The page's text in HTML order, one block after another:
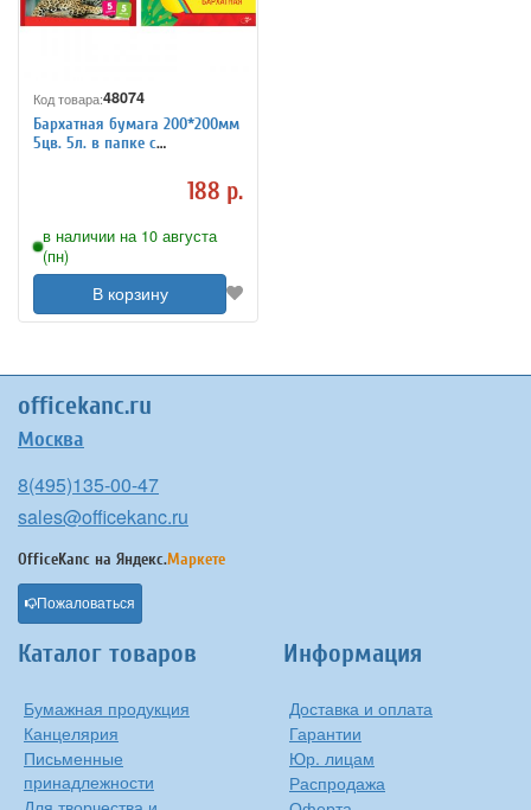
Код товара:48074
Бархатная бумага 200*200мм
5цв. 5л. в папке с
188 р.
в наличии на 10 августа
(пн)
В корзину
officekanc.ru
Москва
8(495)135-00-47
sales@officekanc.ru
OfficeKanc на Яндекс.Маркете
Пожаловаться
Каталог товаров
Бумажная продукция
Канцелярия
Письменные
принадлежности
Информация
Доставка и оплата
Гарантии
Юр. лицам
Распродажа